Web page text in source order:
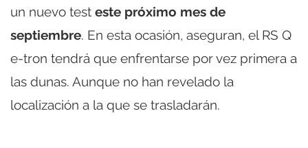
un nuevo test este próximo mes de
septiembre. En esta ocasión, aseguran, el RS Q
e-tron tendrá que enfrentarse por vez primera a
las dunas. Aunque no han revelado la
localización a la que se trasladarán.